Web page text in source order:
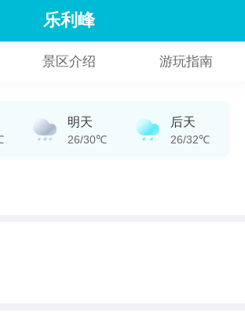
乐利峰
景区介绍 游玩指南
明天
26/30℃
后天
26/32℃